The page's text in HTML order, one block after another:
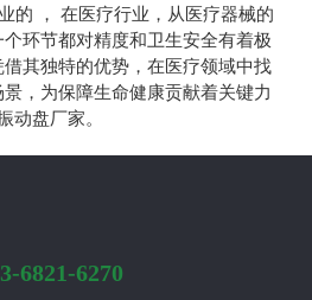
， 在医疗行业，从医疗器械的
环节都对精度和卫生安全有着极
其独特的优势，在医疗领域中找
，为保障生命健康贡献着关键力
动盘厂家。
6821-6270